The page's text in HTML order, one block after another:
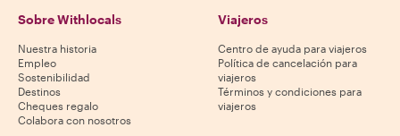
Sobre Withlocals
Nuestra historia
Empleo
Sostenibilidad
Destinos
Cheques regalo
Colabora con nosotros
Viajeros
Centro de ayuda para viajeros
Política de cancelación para
viajeros
Términos y condiciones para
viajeros